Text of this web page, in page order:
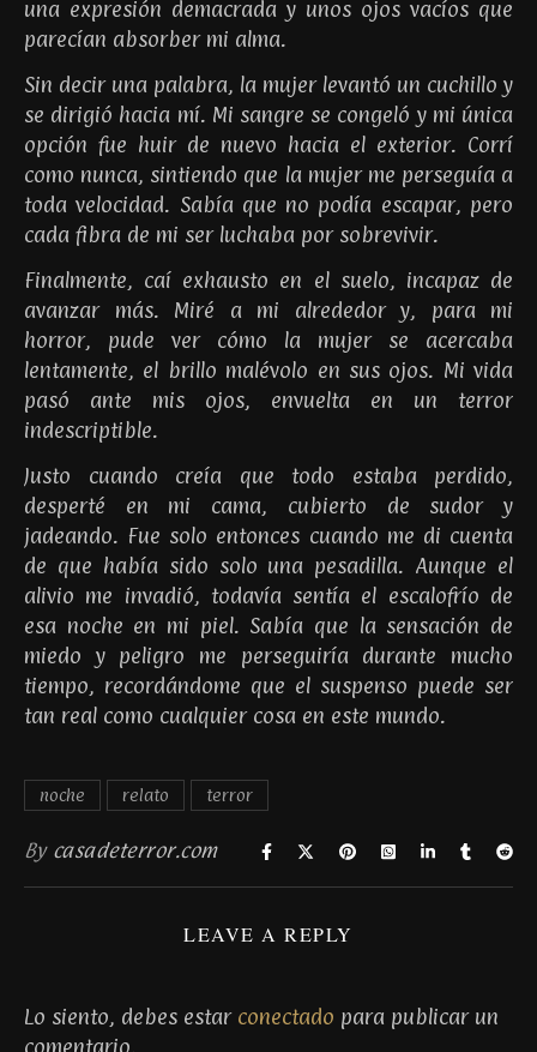
una expresión demacrada y unos ojos vacíos que
parecían absorber mi alma.
Sin decir una palabra, la mujer levantó un cuchillo y
se dirigió hacia mí. Mi sangre se congeló y mi única
opción fue huir de nuevo hacia el exterior. Corrí
como nunca, sintiendo que la mujer me perseguía a
toda velocidad. Sabía que no podía escapar, pero
cada fibra de mi ser luchaba por sobrevivir.
Finalmente, caí exhausto en el suelo, incapaz de
avanzar más. Miré a mi alrededor y, para mi
horror, pude ver cómo la mujer se acercaba
lentamente, el brillo malévolo en sus ojos. Mi vida
pasó ante mis ojos, envuelta en un terror
indescriptible.
Justo cuando creía que todo estaba perdido,
desperté en mi cama, cubierto de sudor y
jadeando. Fue solo entonces cuando me di cuenta
de que había sido solo una pesadilla. Aunque el
alivio me invadió, todavía sentía el escalofrío de
esa noche en mi piel. Sabía que la sensación de
miedo y peligro me perseguiría durante mucho
tiempo, recordándome que el suspenso puede ser
tan real como cualquier cosa en este mundo.
noche relato terror
By casadeterror.com
LEAVE A REPLY
Lo siento, debes estar conectado para publicar un
comentario.